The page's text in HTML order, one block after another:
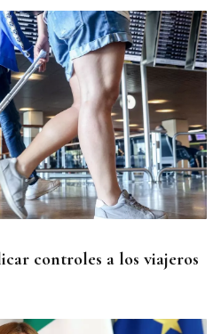
controles a los viajeros